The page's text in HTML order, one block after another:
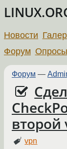
Новости
Форум Опросы
Форум —
второй
vpn